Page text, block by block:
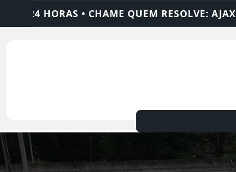
AJAX SOLUÇÕES DEDETIZADORA